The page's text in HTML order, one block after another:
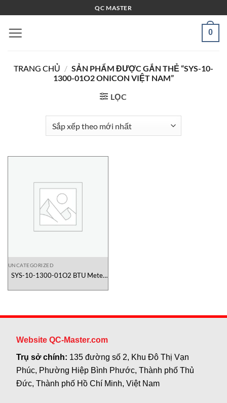
qua
nội
QC MASTER
0
TRANG CHỦ / SẢN PHẨM ĐƯỢC GẮN THẺ “SYS-10-
1300-01O2 ONICON VIỆT NAM”
LỌC
UNCATEGORIZED
SYS-10-1300-01O2 BTU Meter
Website QC-Master.com
Trụ sở chính: 135 đường số 2, Khu Đô Thị Vạn
Phúc, Phường Hiệp Bình Phước, Thành phố Thủ
Đức, Thành phố Hồ Chí Minh, Việt Nam